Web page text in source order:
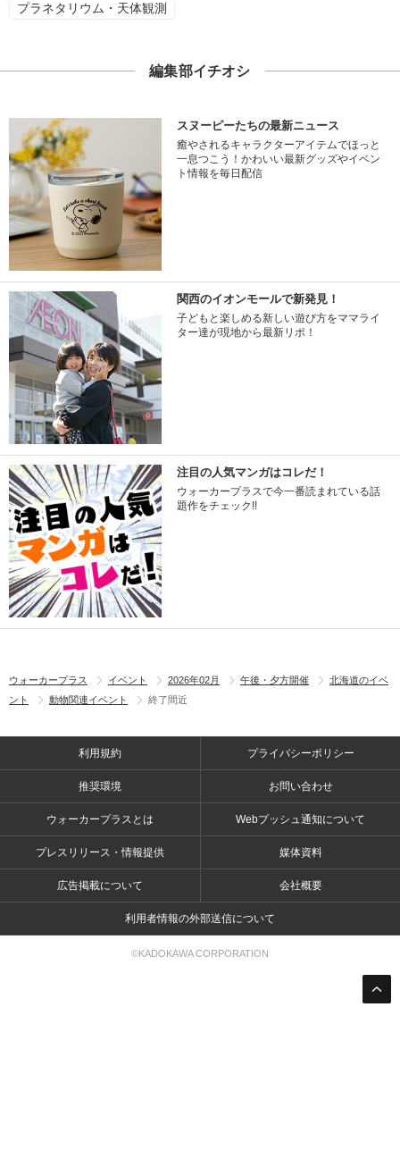
プラネタリウム・天体観測
編集部イチオシ
スヌーピーたちの最新ニュース
癒やされるキャラクターアイテムでほっと
一息つこう！かわいい最新グッズやイベン
ト情報を毎日配信
関西のイオンモールで新発見！
子どもと楽しめる新しい遊び方をママライ
ター達が現地から最新リポ！
注目の人気マンガはコレだ！
ウォーカープラスで今一番読まれている話
題作をチェック!!
ウォーカープラス イベント 2026年02月 午後・夕方開催
北海道のイベ
ント
動物関連イベント 終了間近
利用規約 プライバシーポリシー
推奨環境 お問い合わせ
ウォーカープラスとは Webプッシュ通知について
プレスリリース・情報提供 媒体資料
広告掲載について 会社概要
利用者情報の外部送信について
©KADOKAWA CORPORATION